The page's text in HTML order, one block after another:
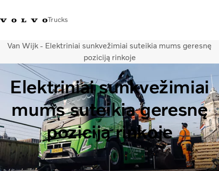
Trucks
+ 370 610 19991Volvo Trucks parduotuvėPrisijungtiLietuva
Transporto sprendimai
Sunkvežimiai
Paslaugos
Volvo Truck Builder
Kontaktai
Naujienos
Apie mus
Van Wijk - Elektriniai sunkvežimiai suteikia mums geresnę
poziciją rinkoje
Elektriniai sunkvežimiai
mums suteikia geresnę
poziciją rinkoje